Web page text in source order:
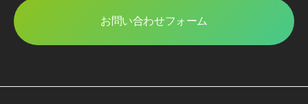
お問い合わせフォーム